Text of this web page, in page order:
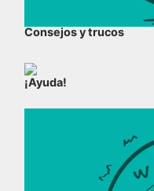
Consejos y trucos
¡Ayuda!